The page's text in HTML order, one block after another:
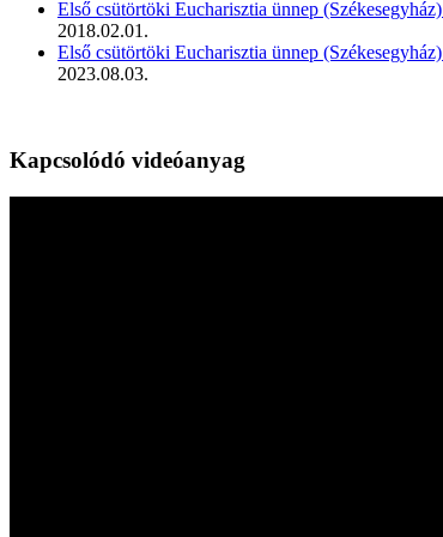
Első csütörtöki Eucharisztia ünnep (Székesegyház)
2018.02.01.
Első csütörtöki Eucharisztia ünnep (Székesegyház)
2023.08.03.
Kapcsolódó videóanyag